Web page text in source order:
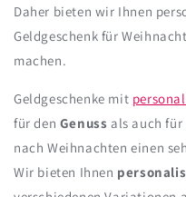
Daher bieten wir Ihnen
Geldgeschenk für
machen.
Geldgeschenke mit
für den Genuss als auch für
nach Weihnachten einen
Wir bieten Ihnen